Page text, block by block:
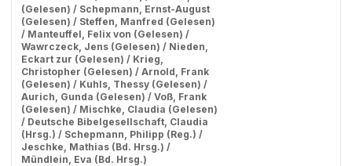
(Gelesen) / Schepmann, Ernst-August
(Gelesen) / Steffen, Manfred (Gelesen)
/ Manteuffel, Felix von (Gelesen) /
Wawrczeck, Jens (Gelesen) / Nieden,
Eckart zur (Gelesen) / Krieg,
Christopher (Gelesen) / Arnold, Frank
(Gelesen) / Kuhls, Thessy (Gelesen) /
Aurich, Gunda (Gelesen) / Voß, Frank
(Gelesen) / Mischke, Claudia (Gelesen)
/ Deutsche Bibelgesellschaft, Claudia
(Hrsg.) / Schepmann, Philipp (Reg.) /
Jeschke, Mathias (Bd. Hrsg.) /
Mündlein, Eva (Bd. Hrsg.)